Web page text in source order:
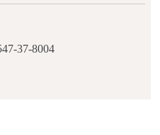
37-8004